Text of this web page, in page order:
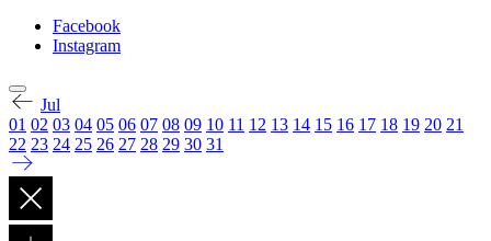
Facebook
Instagram
Jul
01 02 03 04 05 06 07 08 09 10 11 12 13 14 15 16 17 18 19 20 21
22 23 24 25 26 27 28 29 30 31